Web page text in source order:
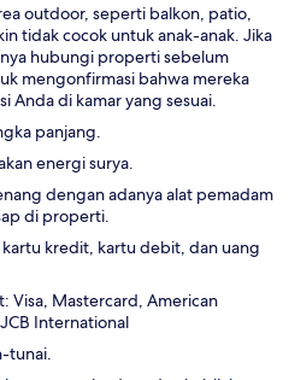
outdoor, seperti balkon, patio,
tidak cocok untuk anak-anak. Jika
hubungi properti sebelum
mengonfirmasi bahwa mereka
Anda di kamar yang sesuai.
panjang.
energi surya.
dengan adanya alat pemadam
di properti.
kredit, kartu debit, dan uang
Visa, Mastercard, American
International
tunai.